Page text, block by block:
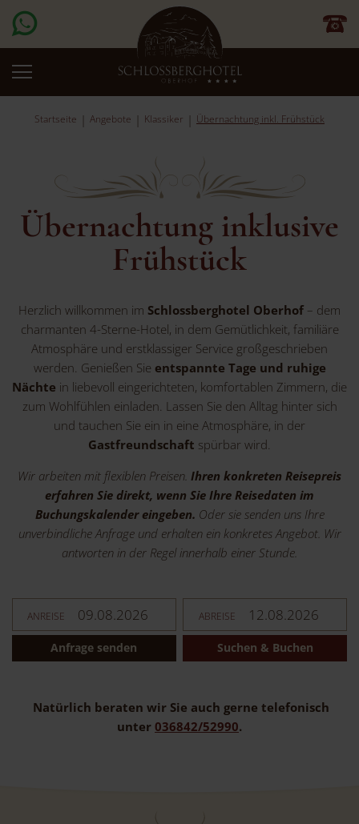
Startseite Angebote Klassiker Übernachtung inkl. Frühstück
Übernachtung inklusive
Frühstück
Herzlich willkommen im Schlossberghotel Oberhof – dem
charmanten 4-Sterne-Hotel, in dem Gemütlichkeit, familiäre
Atmosphäre und erstklassiger Service großgeschrieben
werden. Genießen Sie entspannte Tage und ruhige
Nächte in liebevoll eingerichteten, komfortablen Zimmern, die
zum Wohlfühlen einladen. Lassen Sie den Alltag hinter sich
und tauchen Sie ein in eine Atmosphäre, in der
Gastfreundschaft spürbar wird.
Wir arbeiten mit flexiblen Preisen. Ihren konkreten Reisepreis
erfahren Sie direkt, wenn Sie Ihre Reisedaten im
Buchungskalender eingeben. Oder sie senden uns Ihre
unverbindliche Anfrage und erhalten ein konkretes Angebot. Wir
antworten in der Regel innerhalb einer Stunde.
ANREISE ABREISE
Anfrage senden Suchen & Buchen
Natürlich beraten wir Sie auch gerne telefonisch
unter 036842/52990.